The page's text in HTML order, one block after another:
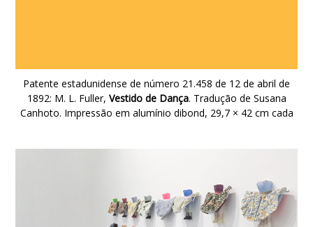
Patente estadunidense de número 21.458 de 12 de abril de
1892: M. L. Fuller, Vestido de Dança. Tradução de Susana
Canhoto. Impressão em alumínio dibond, 29,7 × 42 cm cada